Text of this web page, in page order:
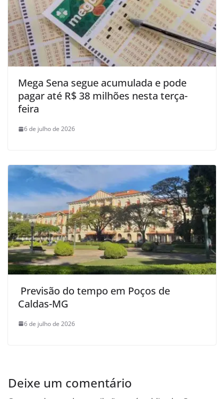
Mega Sena segue acumulada e pode
pagar até R$ 38 milhões nesta terça-
feira
6 de julho de 2026
Previsão do tempo em Poços de
Caldas-MG
6 de julho de 2026
Deixe um comentário